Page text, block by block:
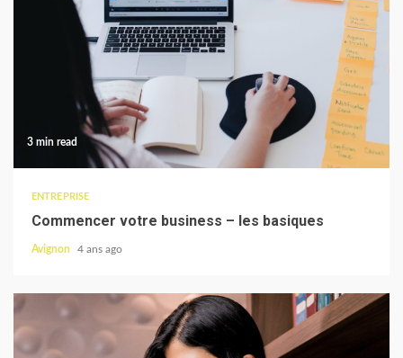
3 min read
ENTREPRISE
Commencer votre business – les basiques
Avignon 4 ans ago